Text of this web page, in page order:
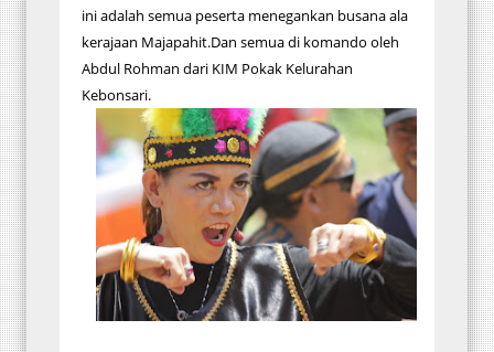
ini adalah semua peserta menegankan busana ala
kerajaan Majapahit.Dan semua di komando oleh
Abdul Rohman dari KIM Pokak Kelurahan
Kebonsari.